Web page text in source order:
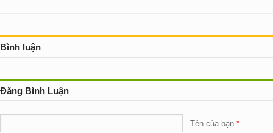
Bình luận
Đăng Bình Luận
Tên của bạn